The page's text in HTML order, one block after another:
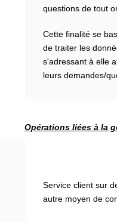
questions de tout
Cette finalité se
de traiter les
s'adressant à elle
leurs demandes/
Opérations liées à la
Service client sur
autre moyen de